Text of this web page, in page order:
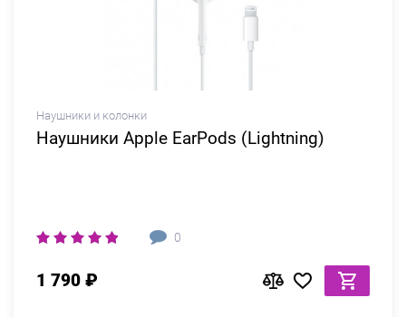
Наушники и колонки
Наушники Apple EarPods (Lightning)
0
1 790 ₽